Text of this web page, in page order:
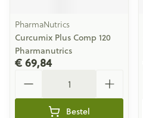
PharmaNutrics
Curcumix Plus Comp 120
Pharmanutrics
€ 69,84
Bestel